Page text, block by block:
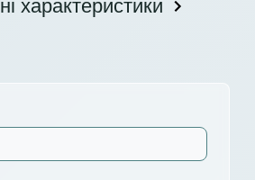
характеристики